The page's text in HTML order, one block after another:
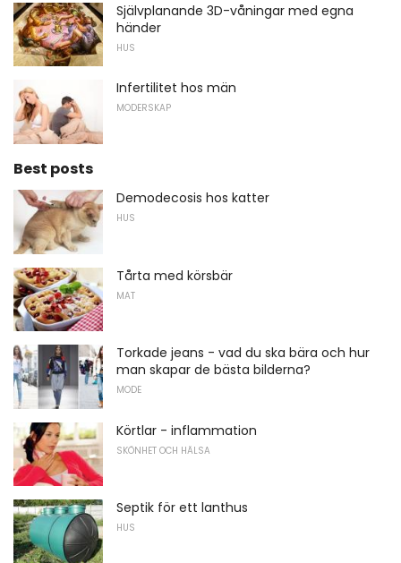
Självplanande 3D-våningar med egna
händer
HUS
Infertilitet hos män
MODERSKAP
Best posts
Demodecosis hos katter
HUS
Tårta med körsbär
MAT
Torkade jeans - vad du ska bära och hur
man skapar de bästa bilderna?
MODE
Körtlar - inflammation
SKÖNHET OCH HÄLSA
Septik för ett lanthus
HUS